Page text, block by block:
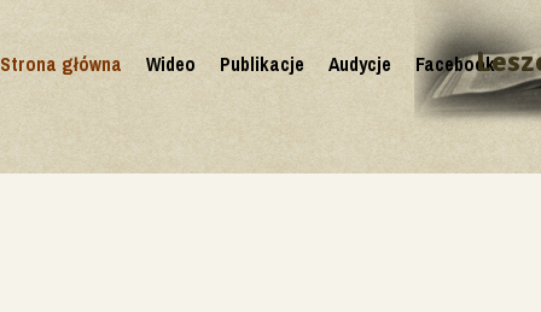
Strona główna Wideo Publikacje Audycje Facebook